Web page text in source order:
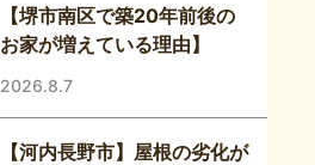
【堺市南区で築20年前後の
お家が増えている理由】
2026.8.7
【河内長野市】屋根の劣化が